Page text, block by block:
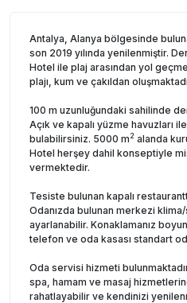
Antalya, Alanya bölgesinde
son 2019 yılında yenilenmiştir.
Hotel ile plaj arasından yol
plajı, kum ve çakıldan
100 m uzunluğundaki sahilinde
Açık ve kapalı yüzme havuzları
bulabilirsiniz. 5000 m2 alanda
Hotel herşey dahil konseptiyle
vermektedir.
Tesiste bulunan kapalı
Odanızda bulunan merkezi klima/
ayarlanabilir. Konaklamanız
telefon ve oda kasası standart
Oda servisi hizmeti
spa, hamam ve masaj
rahatlayabilir ve kendinizi